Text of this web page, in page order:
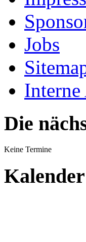
Jobs
Die
Keine Termine
Kalender